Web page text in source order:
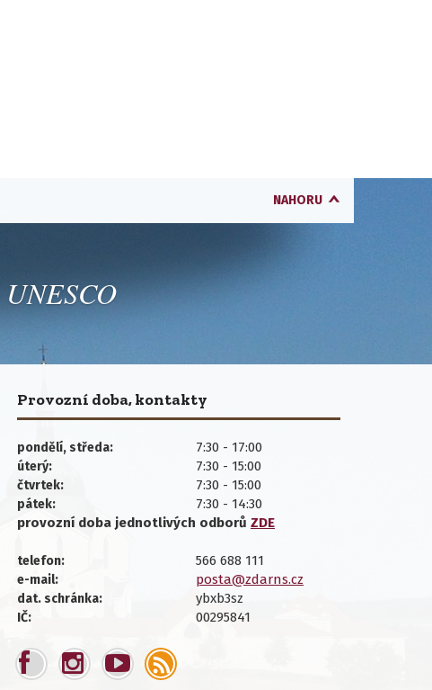
NAHORU
Provozní doba, kontakty
pondělí, středa: 7:30 - 17:00
úterý: 7:30 - 15:00
čtvrtek: 7:30 - 15:00
pátek:
7:30 - 14:30
provozní doba jednotlivých odborů ZDE
telefon: 566 688 111
e-mail: posta@zdarns.cz
dat. schránka: ybxb3sz
IČ: 00295841